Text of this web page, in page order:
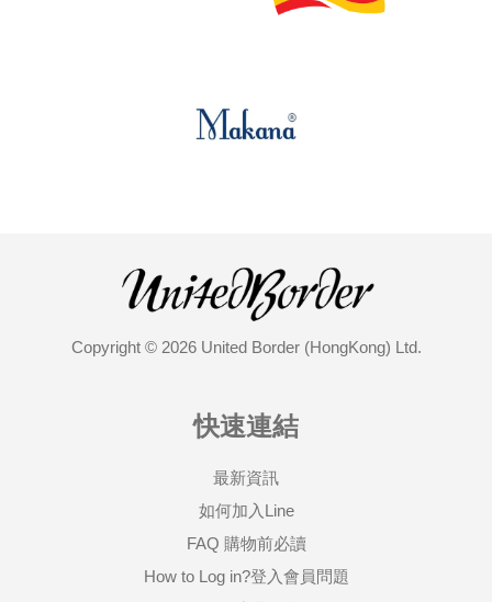
Copyright © 2026 United Border (HongKong) Ltd.
快速連結
最新資訊
如何加入Line
FAQ 購物前必讀
How to Log in?登入會員問題